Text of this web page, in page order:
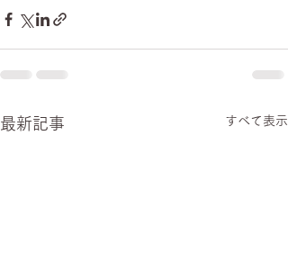
最新記事 すべて表示